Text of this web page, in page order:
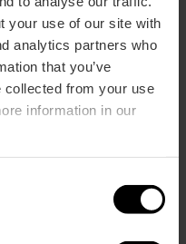
your use of our site with
analytics partners who
that you’ve
collected from your use
information in our
Jorge Juan, 46004